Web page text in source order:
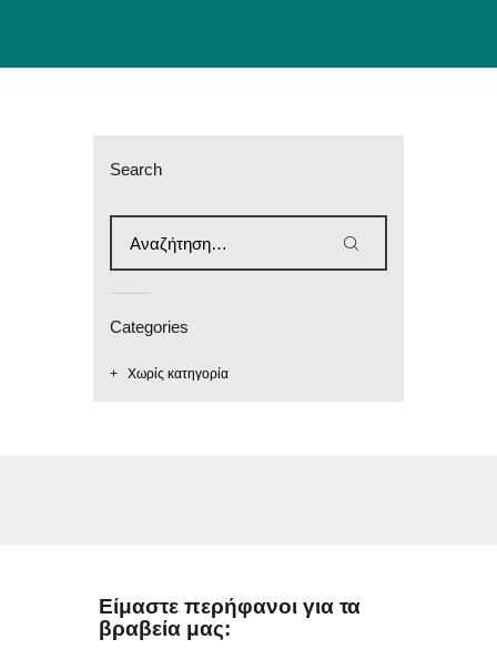
Search
Categories
Χωρίς κατηγορία
Είμαστε περήφανοι για τα
βραβεία μας: